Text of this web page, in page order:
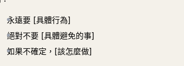
永遠要 [具體行為]
絕對不要 [具體避免的事]
如果不確定，[該怎麼做]